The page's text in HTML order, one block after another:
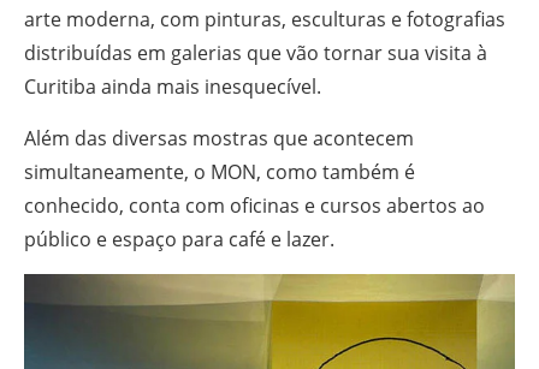
arte moderna, com pinturas, esculturas e fotografias
distribuídas em galerias que vão tornar sua visita à
Curitiba ainda mais inesquecível.
Além das diversas mostras que acontecem
simultaneamente, o MON, como também é
conhecido, conta com oficinas e cursos abertos ao
público e espaço para café e lazer.